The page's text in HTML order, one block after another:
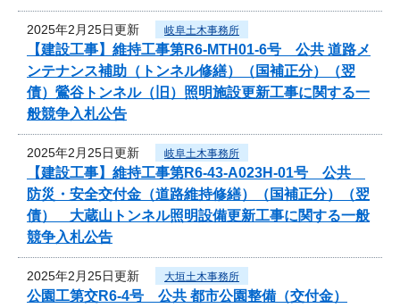
2025年2月25日更新 岐阜土木事務所
【建設工事】維持工事第R6-MTH01-6号 公共 道路メ
ンテナンス補助（トンネル修繕）（国補正分）（翌
債）鶯谷トンネル（旧）照明施設更新工事に関する一
般競争入札公告
2025年2月25日更新 岐阜土木事務所
【建設工事】維持工事第R6-43-A023H-01号 公共
防災・安全交付金（道路維持修繕）（国補正分）（翌
債） 大蔵山トンネル照明設備更新工事に関する一般
競争入札公告
2025年2月25日更新 大垣土木事務所
公園工第交R6-4号 公共 都市公園整備（交付金）